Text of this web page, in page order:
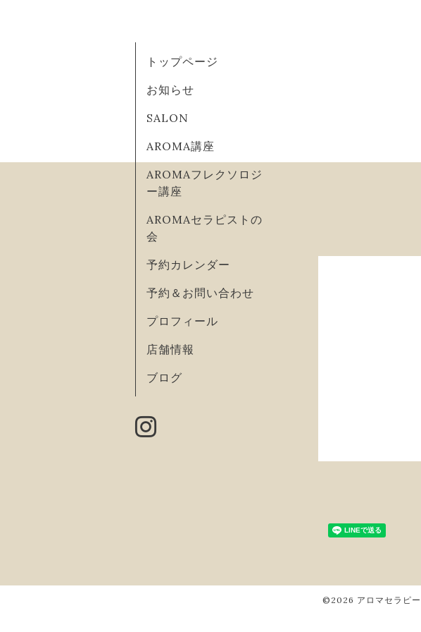
トップページ
お知らせ
SALON
AROMA講座
AROMAフレクソロジ
ー講座
AROMAセラピストの
会
予約カレンダー
予約＆お問い合わせ
プロフィール
店舗情報
ブログ
©2026 アロマセラピ